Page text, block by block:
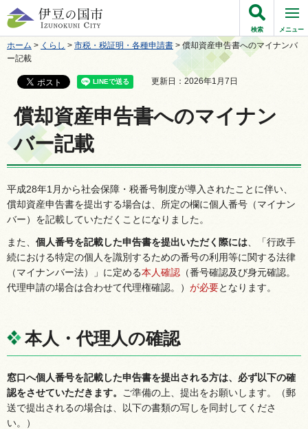
伊豆の国市
検索 メニュー
ホーム > くらし > 市税・税証明・各種申請書 > 償却資産申告書へのマイナンバ
ー記載
更新日：2026年1月7日
償却資産申告書へのマイナン
バー記載
平成28年1月から社会保障・税番号制度が導入されたことに伴い、
償却資産申告書を提出する場合は、所定の欄に個人番号（マイナン
バー）を記載していただくことになりました。
また、 個人番号を記載した申告書を提出いただく際には、「行政手
続における特定の個人を識別するための番号の利用等に関する法律
（マイナンバー法）」に定める本人確認 （番号確認及び身元確認。
代理申請の場合は合わせて代理権確認。） が必要となります。
本人・代理人の確認
窓口へ個人番号を記載した申告書を提出される方は、必ず以下の確
認をさせていただきます。
ご準備の上、提出をお願いします。（郵
送で提出されるの場合は、以下の書類の写しを同封してくださ
い。）